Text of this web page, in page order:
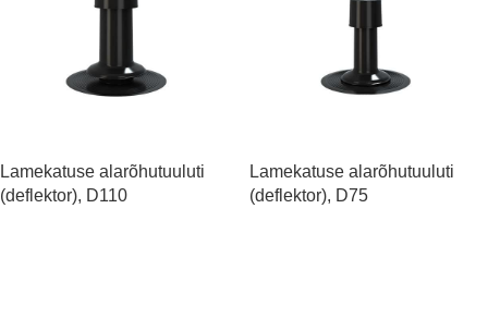
Lamekatuse alarõhutuuluti
(deflektor), D110
Lamekatuse alarõhutuuluti
(deflektor), D75